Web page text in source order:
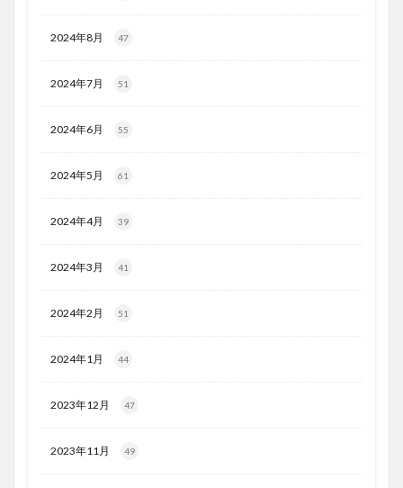
2024年8月 47
2024年7月 51
2024年6月 55
2024年5月 61
2024年4月 39
2024年3月 41
2024年2月 51
2024年1月 44
2023年12月 47
2023年11月 49